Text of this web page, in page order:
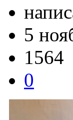
5
1564
0